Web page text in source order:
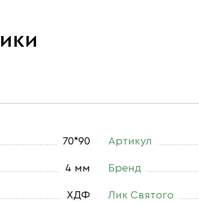
70*90
4 мм
ХДФ
Артикул
Бренд
Лик Святого